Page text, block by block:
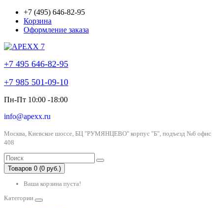
+7 (495) 646-82-95
Корзина
Оформление заказа
+7 495 646-82-95
+7 985 501-09-10
Пн-Пт 10:00 -18:00
info@apexx.ru
Москва, Киевское шоссе, БЦ "РУМЯНЦЕВО" корпус "Б", подъезд №6 офис
408
Товаров 0 (0 руб.)
Ваша корзина пуста!
Категории